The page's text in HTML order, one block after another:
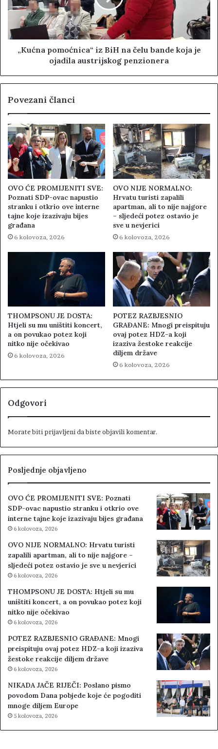
„Kućna pomoćnica“ iz BiH na čelu bande koja je
ojadila austrijskog penzionera
Povezani članci
OVO ĆE PROMIJENITI SVE:
Poznati SDP-ovac napustio
stranku i otkrio ove interne
tajne koje izazivaju bijes
građana
6 kolovoza, 2026
OVO NIJE NORMALNO:
Hrvatu turisti zapalili
apartman, ali to nije najgore
– sljedeći potez ostavio je
sve u nevjerici
6 kolovoza, 2026
THOMPSONU JE DOSTA:
Htjeli su mu uništiti koncert,
a on povukao potez koji
nitko nije očekivao
6 kolovoza, 2026
POTEZ RAZBJESNIO
GRAĐANE: Mnogi preispituju
ovaj potez HDZ-a koji
izaziva žestoke reakcije
diljem države
6 kolovoza, 2026
Odgovori
Morate bitiprijavljenida biste objavili komentar.
Posljednje objavljeno
OVO ĆE PROMIJENITI SVE: Poznati
SDP-ovac napustio stranku i otkrio ove
interne tajne koje izazivaju bijes građana
6 kolovoza, 2026
OVO NIJE NORMALNO: Hrvatu turisti
zapalili apartman, ali to nije najgore –
sljedeći potez ostavio je sve u nevjerici
6 kolovoza, 2026
THOMPSONU JE DOSTA: Htjeli su mu
uništiti koncert, a on povukao potez koji
nitko nije očekivao
6 kolovoza, 2026
POTEZ RAZBJESNIO GRAĐANE: Mnogi
preispituju ovaj potez HDZ-a koji izaziva
žestoke reakcije diljem države
6 kolovoza, 2026
NIKADA JAČE RIJEČI: Poslano pismo
povodom Dana pobjede koje će pogoditi
mnoge diljem Europe
5 kolovoza, 2026